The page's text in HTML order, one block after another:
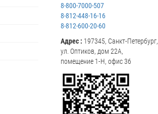
8-800-7000-507
8-812-448-16-16
8-812-600-20-60
Адрес : 197345, Санкт-Петербург,
ул. Оптиков, дом 22А,
помещение 1-Н, офис 36